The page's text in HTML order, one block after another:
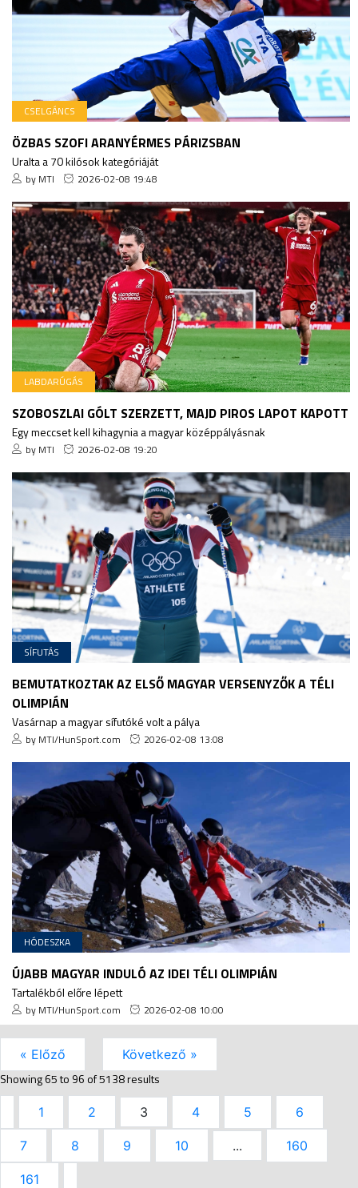
CSELGÁNCS
ÖZBAS SZOFI ARANYÉRMES PÁRIZSBAN
Uralta a 70 kilósok kategóriáját
by MTI 2026-02-08 19:48
LABDARÚGÁS
SZOBOSZLAI GÓLT SZERZETT, MAJD PIROS LAPOT KAPOTT
Egy meccset kell kihagynia a magyar középpályásnak
by MTI 2026-02-08 19:20
SÍFUTÁS
BEMUTATKOZTAK AZ ELSŐ MAGYAR VERSENYZŐK A TÉLI
OLIMPIÁN
Vasárnap a magyar sífutóké volt a pálya
by MTI/HunSport.com 2026-02-08 13:08
HÓDESZKA
ÚJABB MAGYAR INDULÓ AZ IDEI TÉLI OLIMPIÁN
Tartalékból előre lépett
by MTI/HunSport.com 2026-02-08 10:00
« Előző Következő »
Showing65to 96of5138results
1 2 3 4 5 6
7 8 9 10 ... 160
161